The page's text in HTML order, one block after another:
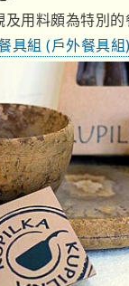
用料頗為特別的
具組 (戶外餐具組)